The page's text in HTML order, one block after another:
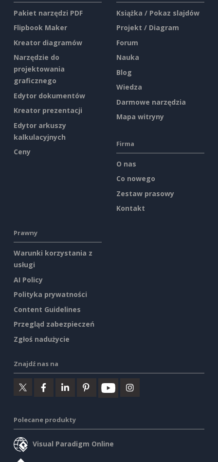
Pakiet narzędzi PDF
Flipbook Maker
Kreator diagramów
Narzędzie do
projektowania
graficznego
Edytor dokumentów
Kreator prezentacji
Edytor arkuszy
kalkulacyjnych
Ceny
Książka / Pokaz slajdów
Projekt / Diagram
Forum
Nauka
Blog
Wiedza
Darmowe narzędzia
Mapa witryny
Firma
O nas
Co nowego
Zestaw prasowy
Kontakt
Prawny
Warunki korzystania z
usługi
AI Policy
Polityka prywatności
Content Guidelines
Przegląd zabezpieczeń
Zgłoś nadużycie
Znajdź nas na
Polecane produkty
Visual Paradigm Online